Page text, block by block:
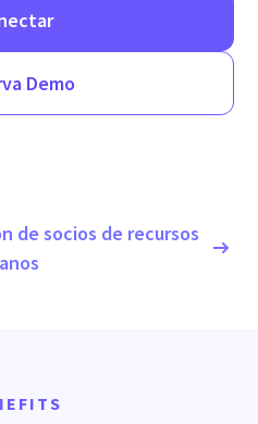
Demo
de socios de recursos